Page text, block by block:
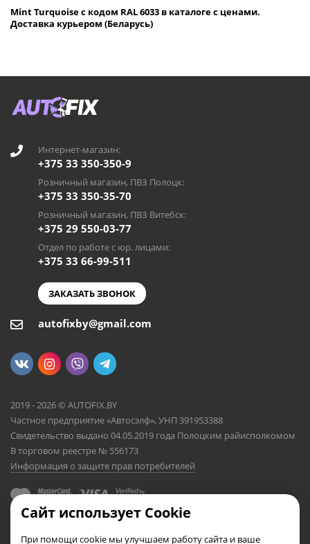
Mint Turquoise с кодом RAL 6033 в каталоге с ценами.
Доставка курьером (Беларусь)
Интернет-магазин:
+375 33 350-350-9
Розничный магазин, ПВЗ Полоцк:
+375 33 350-35-70
Розничный магазин, ПВЗ Витебск:
+375 29 550-03-77
Отдел по работе с юр. лицами:
+375 33 66-99-511
ЗАКАЗАТЬ ЗВОНОК
autofixby@gmail.com
2019 - 2026 © AUTOFIX.BY
Частное предприятие «Автосэлф», УНП 391953388
Свидетельство выдано 04.05.2019 года Полоцким райисполкомом
В торговом реестре № 556173
Информация о защите прав потребителей
Сайт использует Cookie
При помощи cookie мы улучшаем работу сайта и ваше